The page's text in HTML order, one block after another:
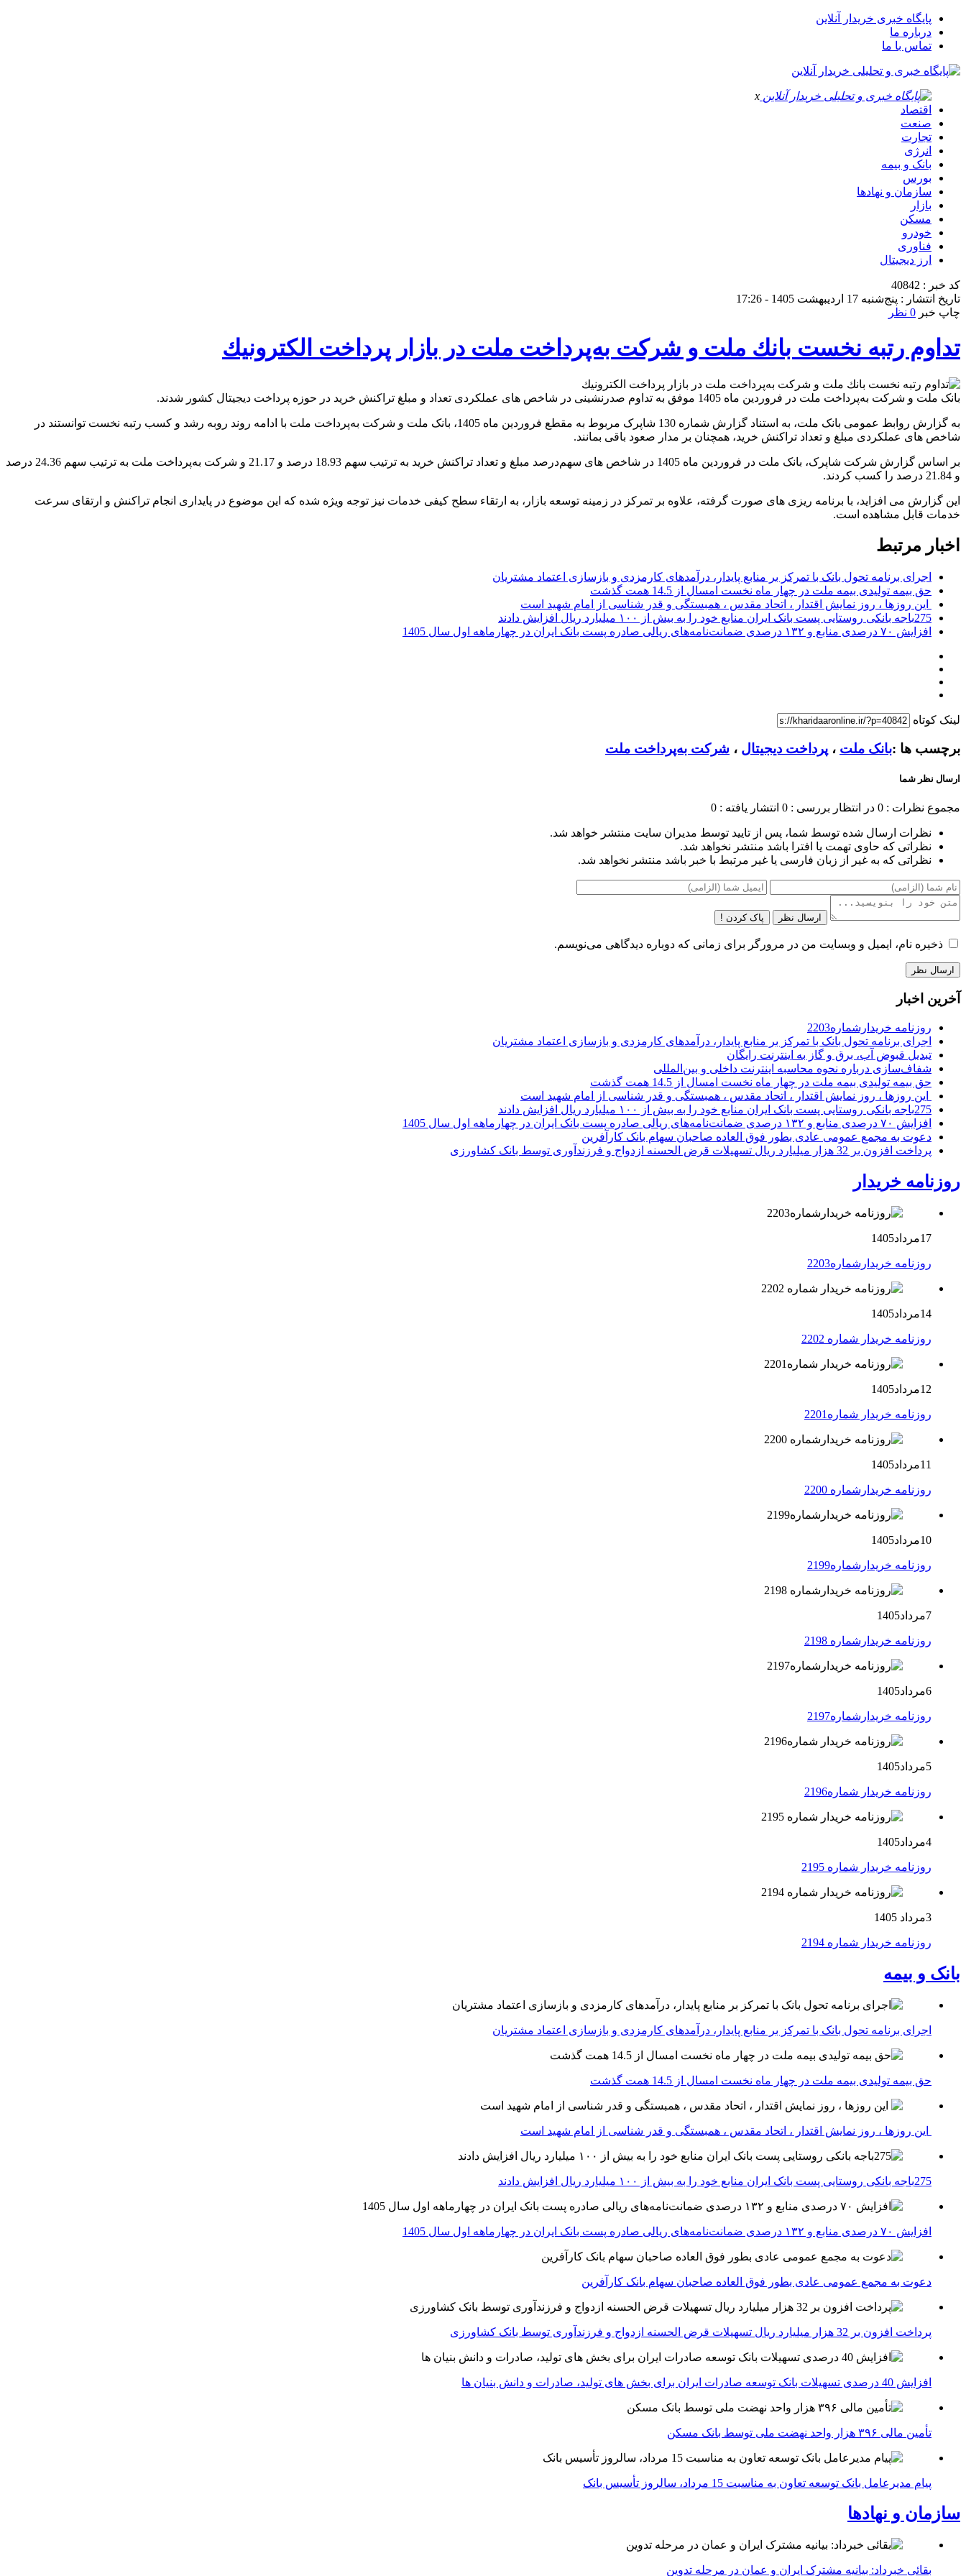
پایگاه خبری خریدار آنلاین
درباره ما
تماس با ما
x
اقتصاد
صنعت
تجارت
انرژی
بانک و بیمه
بورس
سازمان و نهادها
بازار
مسکن
خودرو
فناوری
ارز دیجیتال
کد خبر : 40842
تاریخ انتشار : پنج‌شنبه 17 اردیبهشت 1405 - 17:26
چاپ خبر 0 نظر
تداوم رتبه نخست بانك ملت و شركت به‌پرداخت ملت در بازار پرداخت الكترونیك
بانک ملت و شرکت به‌پرداخت ملت در فروردین ماه 1405 موفق به تداوم صدرنشینی در شاخص های عملکردی تعداد و مبلغ تراکنش خرید در حوزه پرداخت دیجیتال کشور شدند.
به گزارش روابط عمومی بانک ملت، به استناد گزارش شماره 130 شاپرک مربوط به مقطع فروردین ماه 1405، بانک ملت و شرکت به‌پرداخت ملت با ادامه روند روبه رشد و کسب رتبه نخست توانستند در
شاخص های عملکردی مبلغ و تعداد تراکنش خرید، همچنان بر مدار صعود باقی بمانند.
بر اساس گزارش شرکت شاپرک، بانک ملت در فروردین ماه 1405 در شاخص های سهم‌درصد مبلغ و تعداد تراکنش خرید به ترتیب سهم 18.93 درصد و 21.17 و شرکت به‌پرداخت ملت به ترتیب سهم 24.36 درصد
و 21.84 درصد را کسب کردند.
این گزارش می افزاید، با برنامه ریزی های صورت گرفته، علاوه بر تمرکز در زمینه توسعه بازار، به ارتقاء سطح کیفی خدمات نیز توجه ویژه شده که این موضوع در پایداری انجام تراکنش و ارتقای سرعت
خدمات قابل مشاهده است.
اخبار مرتبط
اجرای برنامه تحول بانک با تمرکز بر منابع پایدار، درآمدهای کارمزدی و بازسازی اعتماد مشتریان
حق بیمه تولیدی بیمه ملت در چهار ماه نخست امسال از 14.5 همت گذشت
این روزها ، روز نمایش اقتدار ، اتحاد مقدس ، همبستگی و قدر شناسی از امام شهید است
275باجه بانکی روستایی پست بانک ایران منابع خود را به بیش از ۱۰۰ میلیارد ریال افزایش دادند
افزایش ۷۰ درصدی منابع و ۱۳۲ درصدی ضمانت‌نامه‌های ریالی صادره پست بانک ایران در چهارماهه اول سال 1405
لینک کوتاه
برچسب ها :بانک ملت ، پرداخت دیجیتال ، شرکت به‌پرداخت ملت
ارسال نظر شما
مجموع نظرات : 0 در انتظار بررسی : 0 انتشار یافته : 0
نظرات ارسال شده توسط شما، پس از تایید توسط مدیران سایت منتشر خواهد شد.
نظراتی که حاوی تهمت یا افترا باشد منتشر نخواهد شد.
نظراتی که به غیر از زبان فارسی یا غیر مرتبط با خبر باشد منتشر نخواهد شد.
ارسال نظر پاک کردن !
ذخیره نام، ایمیل و وبسایت من در مرورگر برای زمانی که دوباره دیدگاهی می‌نویسم.
آخرین اخبار
روزنامه خریدارشماره2203
اجرای برنامه تحول بانک با تمرکز بر منابع پایدار، درآمدهای کارمزدی و بازسازی اعتماد مشتریان
تبدیل قبوض آب، برق و گاز به اینترنت رایگان
شفاف‌سازی درباره نحوه محاسبه اینترنت داخلی و بین‌المللی
حق بیمه تولیدی بیمه ملت در چهار ماه نخست امسال از 14.5 همت گذشت
این روزها ، روز نمایش اقتدار ، اتحاد مقدس ، همبستگی و قدر شناسی از امام شهید است
275باجه بانکی روستایی پست بانک ایران منابع خود را به بیش از ۱۰۰ میلیارد ریال افزایش دادند
افزایش ۷۰ درصدی منابع و ۱۳۲ درصدی ضمانت‌نامه‌های ریالی صادره پست بانک ایران در چهارماهه اول سال 1405
دعوت به مجمع عمومی عادی بطور فوق العاده صاحبان سهام بانک کارآفرین
پرداخت افزون بر 32 هزار میلیارد ریال تسهیلات قرض الحسنه ازدواج و فرزندآوری توسط بانک کشاورزی
روزنامه خریدار
17مرداد1405
روزنامه خریدارشماره2203
14مرداد1405
روزنامه خریدار شماره 2202
12مرداد1405
روزنامه خریدار شماره2201
11مرداد1405
روزنامه خریدارشماره 2200
10مرداد1405
روزنامه خریدارشماره2199
7مرداد1405
روزنامه خریدارشماره 2198
6مرداد1405
روزنامه خریدارشماره2197
5مرداد1405
روزنامه خریدار شماره2196
4مرداد1405
روزنامه خریدار شماره 2195
3مرداد 1405
روزنامه خریدار شماره 2194
بانک و بیمه
اجرای برنامه تحول بانک با تمرکز بر منابع پایدار، درآمدهای کارمزدی و بازسازی اعتماد مشتریان
حق بیمه تولیدی بیمه ملت در چهار ماه نخست امسال از 14.5 همت گذشت
این روزها ، روز نمایش اقتدار ، اتحاد مقدس ، همبستگی و قدر شناسی از امام شهید است
275باجه بانکی روستایی پست بانک ایران منابع خود را به بیش از ۱۰۰ میلیارد ریال افزایش دادند
افزایش ۷۰ درصدی منابع و ۱۳۲ درصدی ضمانت‌نامه‌های ریالی صادره پست بانک ایران در چهارماهه اول سال 1405
دعوت به مجمع عمومی عادی بطور فوق العاده صاحبان سهام بانک کارآفرین
پرداخت افزون بر 32 هزار میلیارد ریال تسهیلات قرض الحسنه ازدواج و فرزندآوری توسط بانک کشاورزی
افزایش 40 درصدی تسهیلات بانک توسعه صادرات ایران برای بخش های تولید، صادرات و دانش بنیان ها
تأمین مالی ۳۹۶ هزار واحد نهضت ملی توسط بانک مسکن
پیام مدیرعامل بانک توسعه تعاون به مناسبت 15 مرداد، سالروز تأسیس بانک
سازمان و نهادها
بقائی خبرداد: بیانیه مشترک ایران و عمان در مرحله تدوین